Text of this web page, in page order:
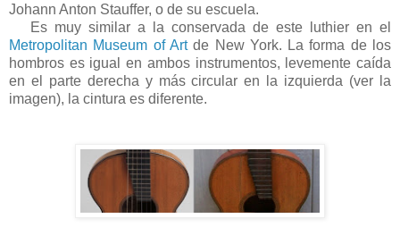
Johann Anton Stauffer, o de su escuela.
Es muy similar a la conservada de este luthier en el
Metropolitan Museum of Artde New York. La forma de los
hombros es igual en ambos instrumentos, levemente caída
en el parte derecha y más circular en la izquierda (ver la
imagen), la cintura es diferente.